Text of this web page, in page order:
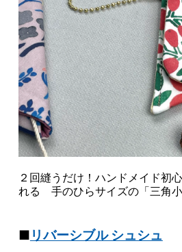
２回縫うだけ！ハンドメイド初
れる 手のひらサイズの「三角小
■ リバーシブル シュシュ